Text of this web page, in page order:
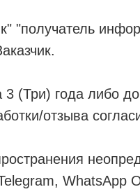
"получатель
(Три) года либо
отзыва
WhatsApp